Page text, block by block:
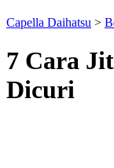
Capella Daihatsu >
7 Cara
Dicuri